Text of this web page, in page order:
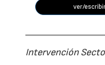
ver/
Intervención